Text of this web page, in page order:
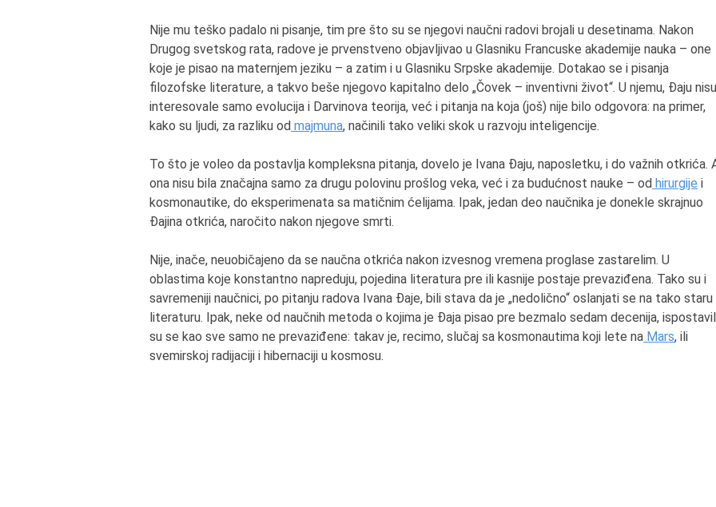
Nije mu teško padalo ni pisanje, tim pre što su se njegovi naučni radovi brojali u desetinama. Nakon
Drugog svetskog rata, radove je prvenstveno objavljivao u Glasniku Francuske akademije nauka – one
koje je pisao na maternjem jeziku – a zatim i u Glasniku Srpske akademije. Dotakao se i pisanja
filozofske literature, a takvo beše njegovo kapitalno delo „Čovek – inventivni život“. U njemu, Đaju nisu
interesovale samo evolucija i Darvinova teorija, već i pitanja na koja (još) nije bilo odgovora: na primer,
kako su ljudi, za razliku od majmuna, načinili tako veliki skok u razvoju inteligencije.
To što je voleo da postavlja kompleksna pitanja, dovelo je Ivana Đaju, naposletku, i do važnih otkrića.
ona nisu bila značajna samo za drugu polovinu prošlog veka, već i za budućnost nauke – od hirurgije i
kosmonautike, do eksperimenata sa matičnim ćelijama. Ipak, jedan deo naučnika je donekle skrajnuo
Đajina otkrića, naročito nakon njegove smrti.
Nije, inače, neuobičajeno da se naučna otkrića nakon izvesnog vremena proglase zastarelim. U
oblastima koje konstantno napreduju, pojedina literatura pre ili kasnije postaje prevaziđena. Tako su i
savremeniji naučnici, po pitanju radova Ivana Đaje, bili stava da je „nedolično“ oslanjati se na tako staru
literaturu. Ipak, neke od naučnih metoda o kojima je Đaja pisao pre bezmalo sedam decenija,
su se kao sve samo ne prevaziđene: takav je, recimo, slučaj sa kosmonautima koji lete na Mars, ili
svemirskoj radijaciji i hibernaciji u kosmosu.